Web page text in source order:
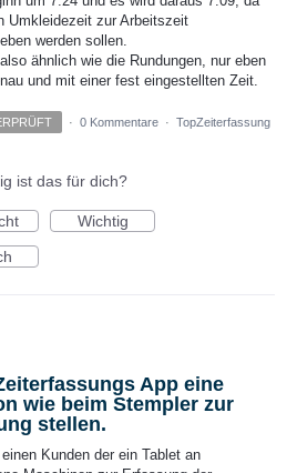
Umkleidezeit zur Arbeitszeit
werden sollen.
ähnlich wie die Rundungen, nur eben
und mit einer fest eingestellten Zeit.
· 0 Kommentare · TopZeiterfassung
ist das für dich?
Wichtig
App eine
wie beim Stempler zur
stellen.
Kunden der ein Tablet an